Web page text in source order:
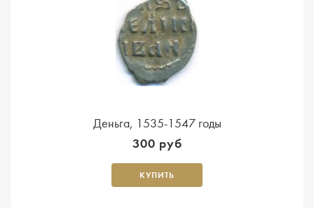
Деньга, 1535-1547 годы
300 руб
КУПИТЬ